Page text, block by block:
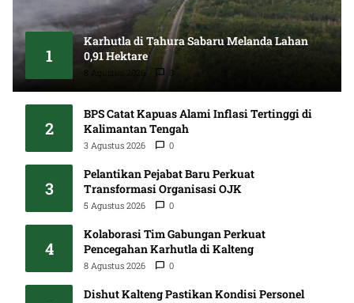
1
Karhutla di Tahura Sabaru Melanda Lahan
0,91 Hektare
8 Agustus 2026 0
2
BPS Catat Kapuas Alami Inflasi Tertinggi di
Kalimantan Tengah
3 Agustus 2026 0
3
Pelantikan Pejabat Baru Perkuat
Transformasi Organisasi OJK
5 Agustus 2026 0
4
Kolaborasi Tim Gabungan Perkuat
Pencegahan Karhutla di Kalteng
8 Agustus 2026 0
Dishut Kalteng Pastikan Kondisi Personel